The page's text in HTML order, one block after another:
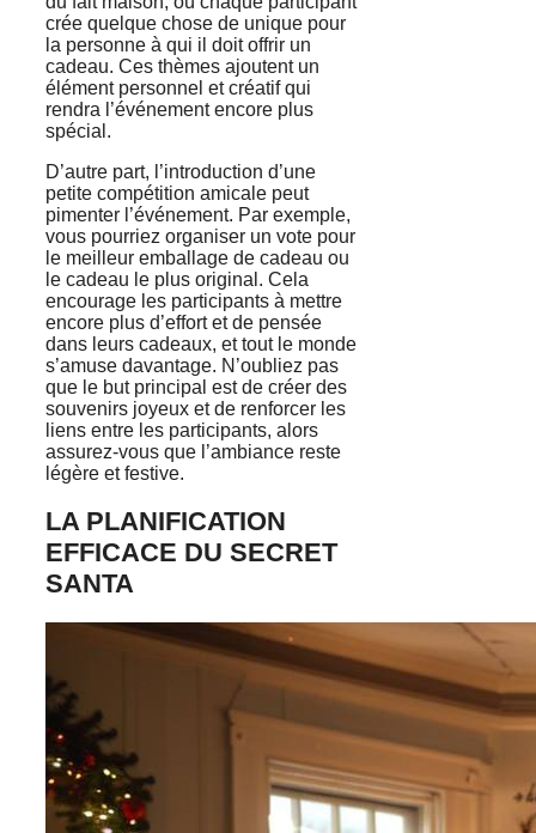
crée quelque chose de unique pour
la personne à qui il doit offrir un
cadeau. Ces thèmes ajoutent un
élément personnel et créatif qui
rendra l’événement encore plus
spécial.
D’autre part, l’introduction d’une
petite compétition amicale peut
pimenter l’événement. Par exemple,
vous pourriez organiser un vote pour
le meilleur emballage de cadeau ou
le cadeau le plus original. Cela
encourage les participants à mettre
encore plus d’effort et de pensée
dans leurs cadeaux, et tout le monde
s’amuse davantage. N’oubliez pas
que le but principal est de créer des
souvenirs joyeux et de renforcer les
liens entre les participants, alors
assurez-vous que l’ambiance reste
légère et festive.
LA PLANIFICATION
EFFICACE DU SECRET
SANTA